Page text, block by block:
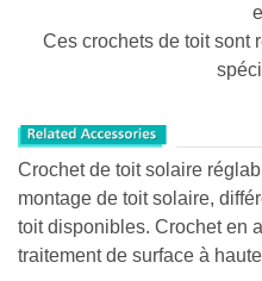
Ces crochets de toit sont
Crochet de toit solaire
montage de toit solaire,
toit disponibles. Crochet en
traitement de surface à